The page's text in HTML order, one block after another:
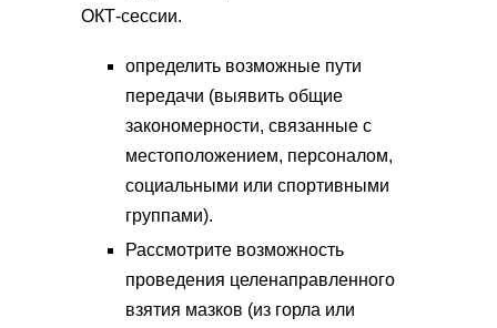
ОКТ-сессии.
определить возможные пути
передачи (выявить общие
закономерности, связанные с
местоположением, персоналом,
социальными или спортивными
группами).
Рассмотрите возможность
проведения целенаправленного
взятия мазков (из горла или